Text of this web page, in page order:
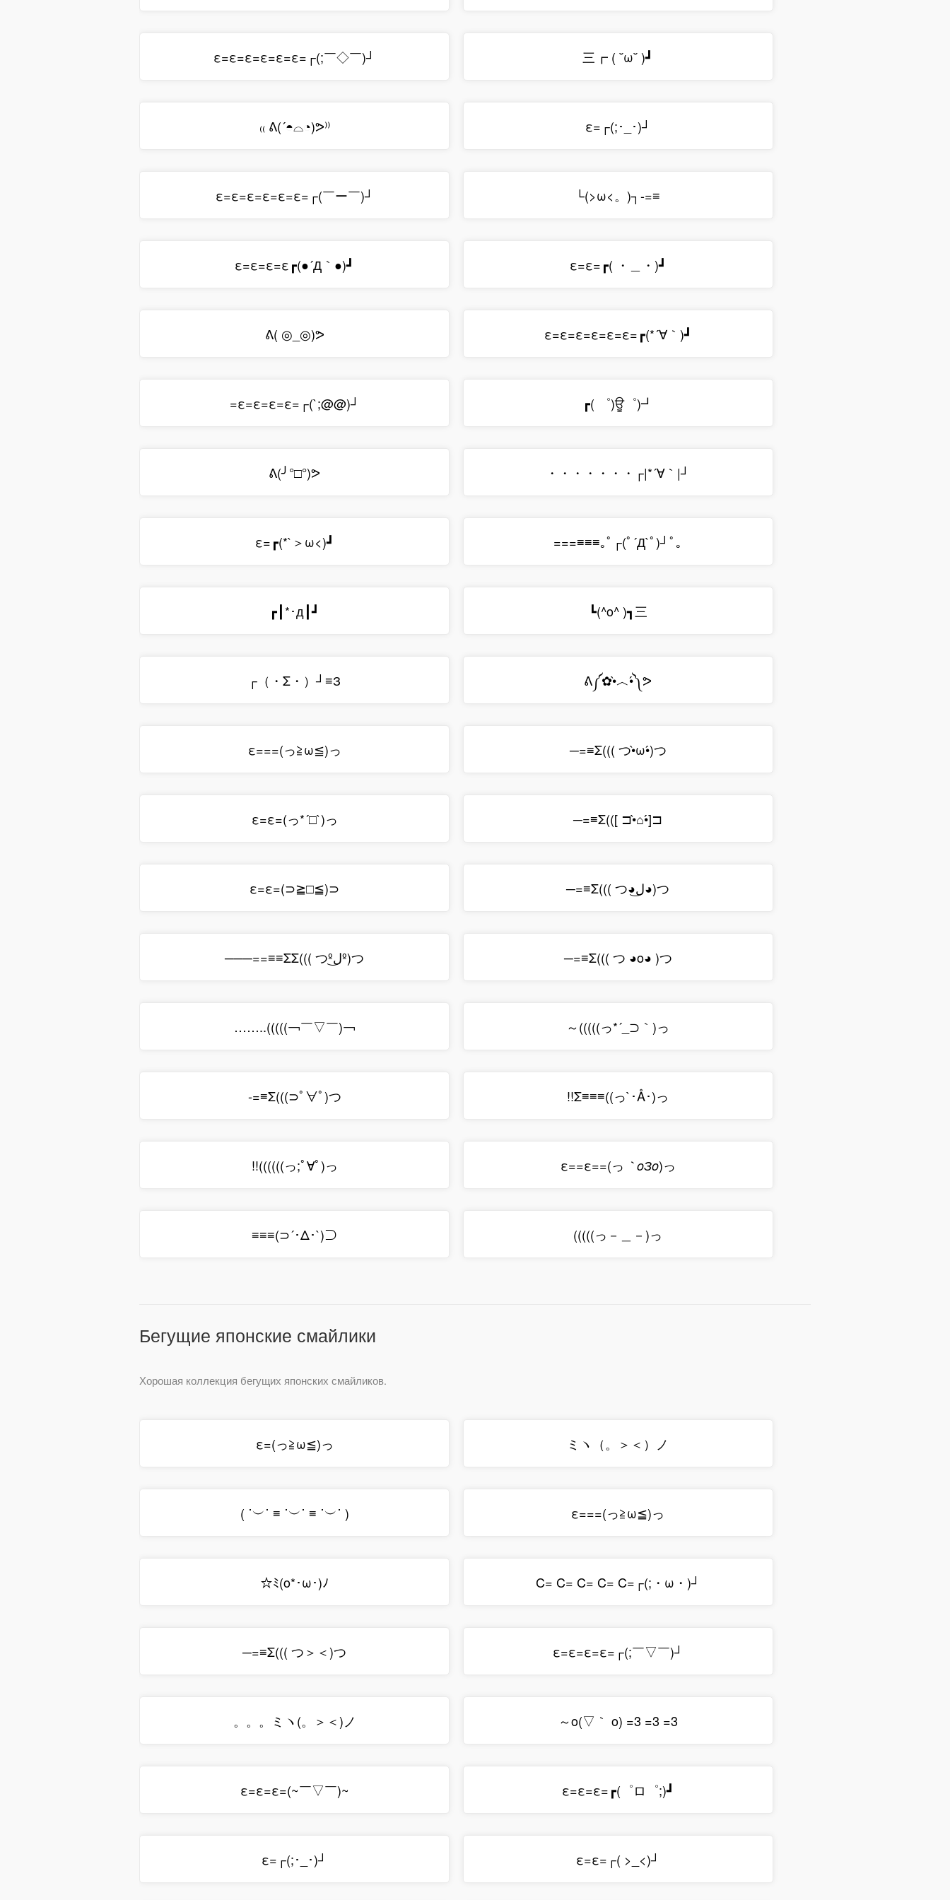
ε=ε=ε=ε=ε=ε=┌(;￣◇￣)┘ 三┏ ( ˘ω˘ )┛
₍₍ ᕕ(´◓⌓◔)ᕗ⁾⁾ ε=┌(;･_･)┘
ε=ε=ε=ε=ε=ε=┌(￣ー￣)┘ └(>ω<。)┐-=≡
ε=ε=ε=ε┏(●´Д｀●)┛ ε=ε=┏( ・＿・)┛
ᕕ( ◎_◎)ᕗ ε=ε=ε=ε=ε=ε=┏(*´∀｀)┛
=ε=ε=ε=ε=┌(`;@@)┘ ┏( ゜)ਊ゜)┛
ᕕ(╯°□°)ᕗ ・・・・・・・┌|*´∀｀|┘
ε=┏(*`＞ω<)┛ ===≡≡≡｡ﾟ┌(ﾟ´Д`ﾟ)┘ﾟ｡
┏┃*･д┃┛ ┗(^o^ )┓三
┌（・Σ・）┘≡З ᕕ༼✿•̀︿•́༽ᕗ
ε===(っ≧ω≦)っ ─=≡Σ((( つ•̀ω•́)つ
ε=ε=(っ*´□`)っ ─=≡Σ(([ ⊐•̀⌂•́]⊐
ε=ε=(⊃≧□≦)⊃ ─=≡Σ((( つ◕ل͜◕)つ
───==≡≡ΣΣ((( つºل͜º)つ ─=≡Σ((( つ ◕o◕ )つ
……..(((((￢￣▽￣)￢ ～(((((っ*´_⊃｀)っ
-=≡Σ(((⊃ﾟ∀ﾟ)つ !!Σ≡≡≡((っ`･Å･)っ
!!((((((っ;ﾟ∀ﾟ)っ ε==ε==(っ ｀oЗo)っ
≡≡≡(⊃´･Δ･`)⊃ (((((っ－＿－)っ
Бегущие японские смайлики
Хорошая коллекция бегущих японских смайликов.
ε=(っ≧ω≦)っ ミヽ（。＞＜）ノ
( ˙︶˙ ≡ ˙︶˙ ≡ ˙︶˙ ) ε===(っ≧ω≦)っ
☆ﾐ(o*･ω･)ﾉ C= C= C= C= C=┌(;・ω・)┘
─=≡Σ((( つ＞＜)つ ε=ε=ε=ε=┌(;￣▽￣)┘
。。。ミヽ(。＞＜)ノ ～o(▽｀ o) =3 =3 =3
ε=ε=ε=(~￣▽￣)~ ε=ε=ε=┏(゜ロ゜;)┛
ε=┌(;･_･)┘ ε=ε=┌( >_<)┘